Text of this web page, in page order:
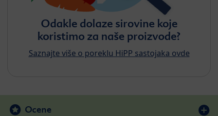
Odakle dolaze sirovine koje
koristimo za naše proizvode?
Saznajte više o poreklu HiPP sastojaka ovde
Ocene